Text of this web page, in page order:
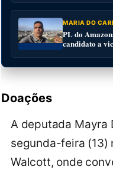
MARIA DO
PL do
candidato a
Doações
A deputada Mayra
segunda-feira (13)
Walcott, onde